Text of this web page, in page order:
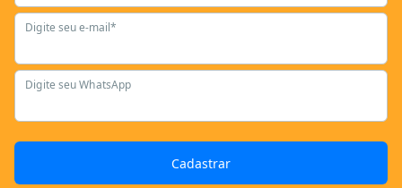
Digite seu e-mail*
Digite seu WhatsApp
Cadastrar